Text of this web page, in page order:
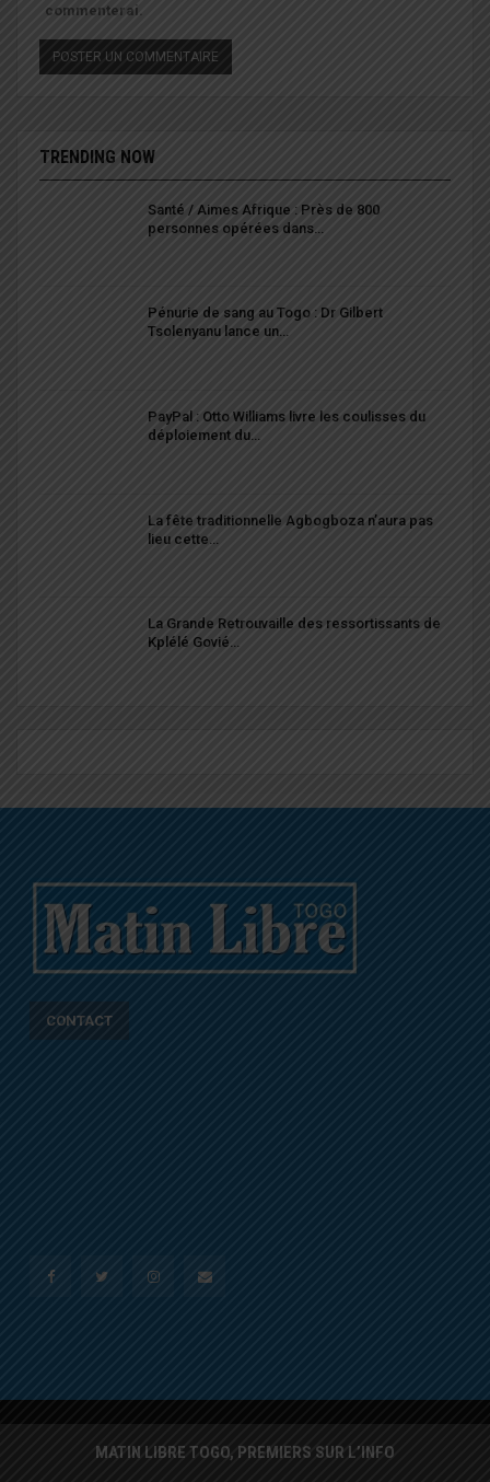
commenterai.
TRENDING NOW
Santé / Aimes Afrique : Près de 800
personnes opérées dans…
Pénurie de sang au Togo : Dr Gilbert
Tsolenyanu lance un…
PayPal : Otto Williams livre les coulisses du
déploiement du…
La fête traditionnelle Agbogboza n’aura pas
lieu cette…
La Grande Retrouvaille des ressortissants de
Kplélé Govié…
CONTACT
MATIN LIBRE TOGO, PREMIERS SUR L’INFO